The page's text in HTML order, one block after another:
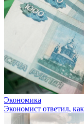
Экономика
Экономист ответил,